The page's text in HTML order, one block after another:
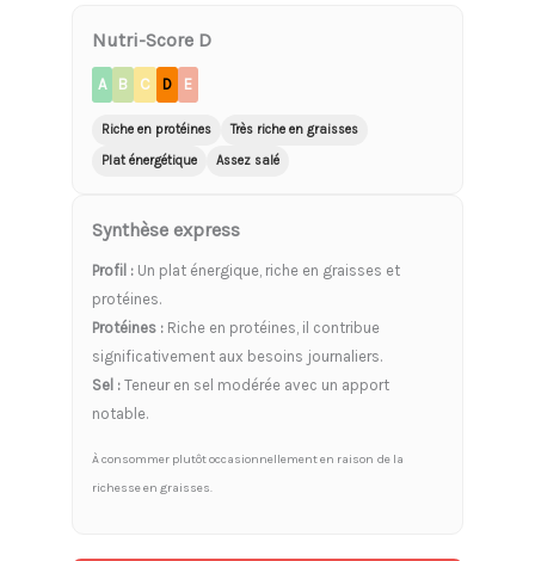
Nutri-Score D
A B C D E
Riche en protéines
Très riche en graisses
Plat énergétique
Assez salé
Synthèse express
Profil : Un plat énergique, riche en graisses et
protéines.
Protéines : Riche en protéines, il contribue
significativement aux besoins journaliers.
Sel : Teneur en sel modérée avec un apport
notable.
À consommer plutôt occasionnellement en raison de la
richesse en graisses.